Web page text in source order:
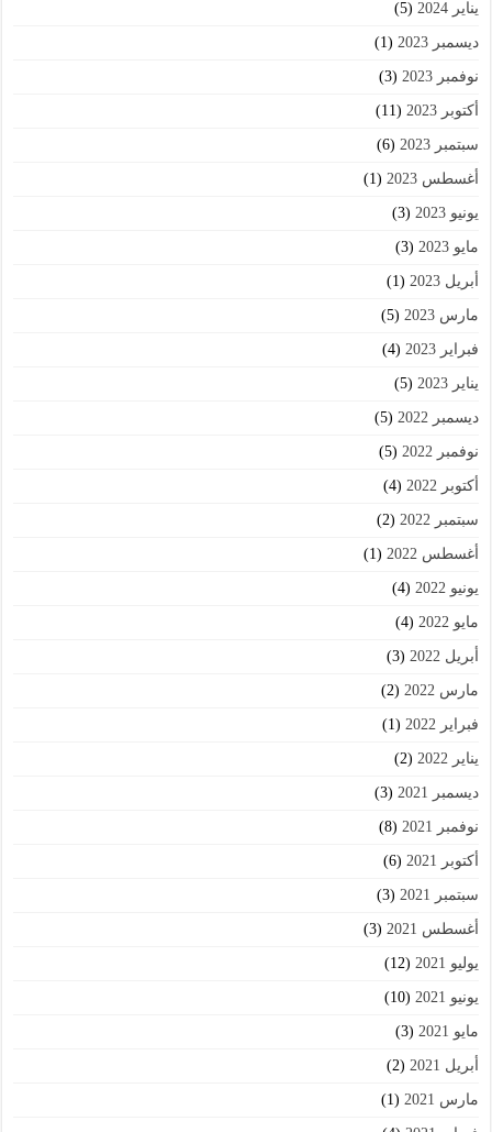
يناير 2024 (5)
ديسمبر 2023 (1)
نوفمبر 2023 (3)
أكتوبر 2023 (11)
سبتمبر 2023 (6)
أغسطس 2023 (1)
يونيو 2023 (3)
مايو 2023 (3)
أبريل 2023 (1)
مارس 2023 (5)
فبراير 2023 (4)
يناير 2023 (5)
ديسمبر 2022 (5)
نوفمبر 2022 (5)
أكتوبر 2022 (4)
سبتمبر 2022 (2)
أغسطس 2022 (1)
يونيو 2022 (4)
مايو 2022 (4)
أبريل 2022 (3)
مارس 2022 (2)
فبراير 2022 (1)
يناير 2022 (2)
ديسمبر 2021 (3)
نوفمبر 2021 (8)
أكتوبر 2021 (6)
سبتمبر 2021 (3)
أغسطس 2021 (3)
يوليو 2021 (12)
يونيو 2021 (10)
مايو 2021 (3)
أبريل 2021 (2)
مارس 2021 (1)